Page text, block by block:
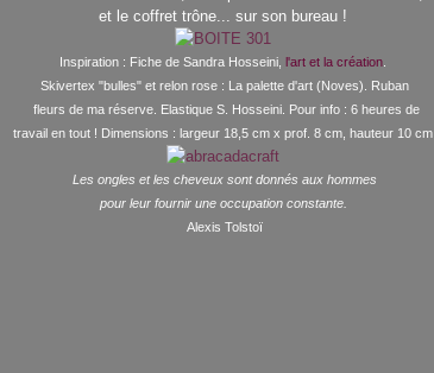
et le coffret trône... sur son bureau !
Inspiration : Fiche de Sandra Hosseini, l'art et la création
Skivertex "bulles" et relon rose : La palette d'art (Noves). Ruban
fleurs de ma réserve. Elastique S. Hosseini. Pour info : 6 heures de
travail en tout ! Dimensions : largeur 18,5 cm x prof. 8 cm, hauteur 10 cm
Les ongles et les cheveux sont donnés aux hommes
pour leur fournir une occupation constante.
Alexis Tolstoï